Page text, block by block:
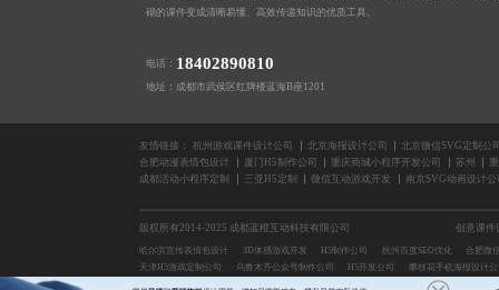
砌的课件变成清晰易懂、高效传递知识的优质工具。
电话： 18402890810
地址：成都市武侯区红牌楼蓝海B座1201
友情链接： 杭州游戏课件设计公司 北京海报设计公司
北京微信SVG定制公
合肥动漫表情包设计
厦门H5制作公司 重庆商城小程序开发公司 苏州
成都活动小程序定制
三亚H5定制 微信互动游戏开发 南京SVG动画设计公
版权所有2014-2025 成都蓝橙互动科技有限公司 创意课件
哈尔滨宣传表情包设计 3D体感游戏开发 H5制作公司 杭州百度SEO优化
合肥微
天津H5游戏定制公司
乌鲁木齐公众号制作公司 H5开发公司 攀枝花手机海报设计公